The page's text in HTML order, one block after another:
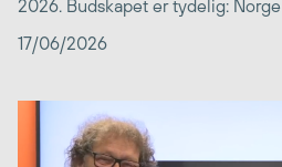
2026. Budskapet er tydelig: Norge
17/06/2026